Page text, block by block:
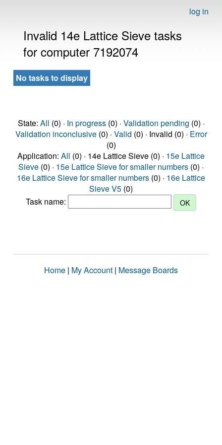
log in
Invalid 14e Lattice Sieve tasks
for computer 7192074
No tasks to display
State: All (0) · In progress(0) · Validation pending (0) ·
Validation inconclusive(0) · Valid (0) · Invalid (0) · Error
(0)
Application: All (0) · 14e Lattice Sieve (0) · 15e Lattice
Sieve (0) · 15e Lattice Sieve for smaller numbers (0) ·
16e Lattice Sieve for smaller numbers (0) · 16e Lattice
Sieve V5 (0)
Task name:
Home | My Account | Message Boards